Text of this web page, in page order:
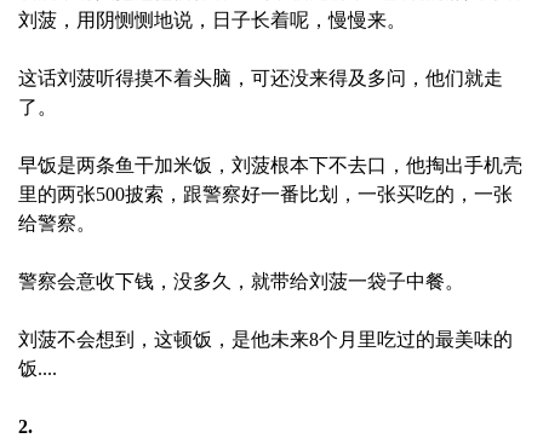
刘菠，用阴恻恻地说，日子长着呢，慢慢来。
这话刘菠听得摸不着头脑，可还没来得及多问，他们就走
了。
早饭是两条鱼干加米饭，刘菠根本下不去口，他掏出手机壳
里的两张500披索，跟警察好一番比划，一张买吃的，一张
给警察。
警察会意收下钱，没多久，就带给刘菠一袋子中餐。
刘菠不会想到，这顿饭，是他未来8个月里吃过的最美味的
饭....
2.